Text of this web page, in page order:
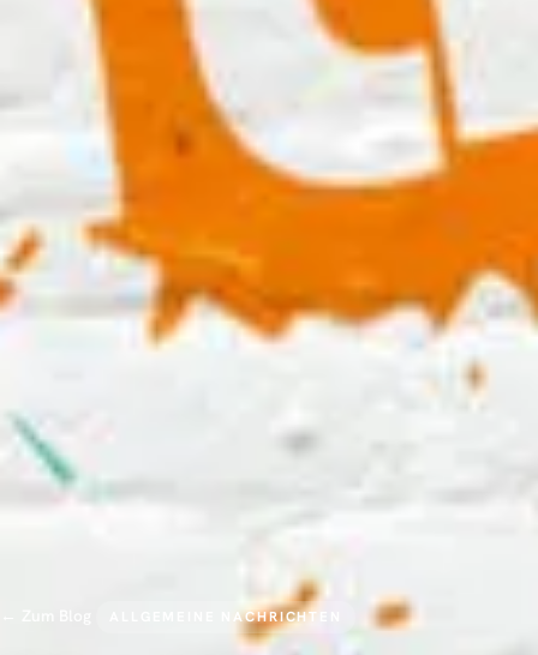
ALLGEMEINE NACHRICHTEN